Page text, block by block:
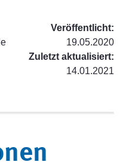
Veröffentlicht:
19.05.2020
Zuletzt aktualisiert:
14.01.2021